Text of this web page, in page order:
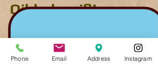
Qibbel weiß!
ausverkauft
Phone Email Address Instagram